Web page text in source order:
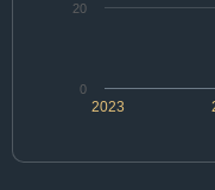
2023
0
20